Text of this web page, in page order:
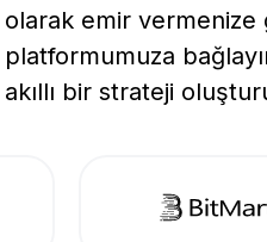
olarak emir vermenize
platformumuza
akıllı bir strateji